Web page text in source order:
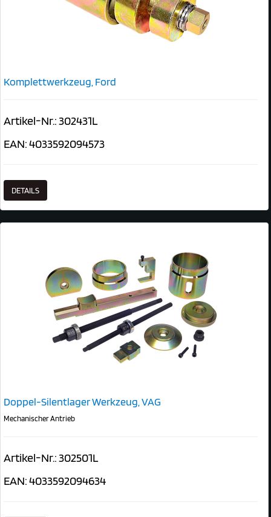
Komplettwerkzeug, Ford
Artikel-Nr.: 302431L
EAN: 4033592094573
DETAILS
Doppel-Silentlager Werkzeug, VAG
Mechanischer Antrieb
Artikel-Nr.: 302501L
EAN: 4033592094634